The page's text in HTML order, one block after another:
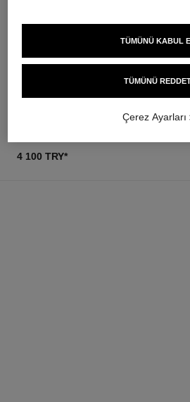
chance eau tendre
Moisturizing Lotion
5 400 try*
Tek
Ref.
4 100 TRY*
TÜMÜNÜ
TÜMÜNÜ KABUL
Çerez Ayarları